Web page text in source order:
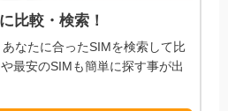
比較・検索！
なたに合ったSIMを検索して比
最安のSIMも簡単に探す事が出